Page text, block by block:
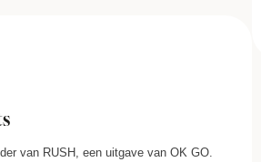
van RUSH, een uitgave van OK GO.